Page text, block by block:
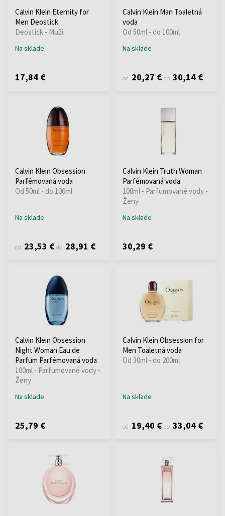
Calvin Klein Eternity for
Men Deostick
Deostick - Muži
Na sklade
17,84 €
Calvin Klein Man Toaletná
voda
Od 50ml - do 100ml
Na sklade
od 20,27 € do 30,14 €
Calvin Klein Obsession
Parfémovaná voda
Od 50ml - do 100ml
Na sklade
od 23,53 € do 28,91 €
Calvin Klein Truth Woman
Parfémovaná voda
100ml - Parfumované vody -
Ženy
Na sklade
30,29 €
Calvin Klein Obsession
Night Woman Eau de
Parfum Parfémovaná voda
100ml - Parfumované vody -
Ženy
Na sklade
25,79 €
Calvin Klein Obsession for
Men Toaletná voda
Od 30ml - do 200ml
Na sklade
od 19,40 € do 33,04 €